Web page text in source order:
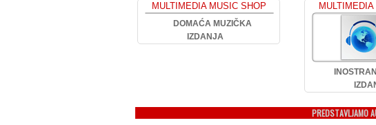
MULTIMEDIA MUSIC SHOP
DOMAĆA MUZIČKA
IZDANJA
PREDSTAVLJAMO